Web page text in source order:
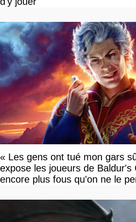
« Les gens ont tué mon gars
expose les joueurs de
encore plus fous qu'on ne le